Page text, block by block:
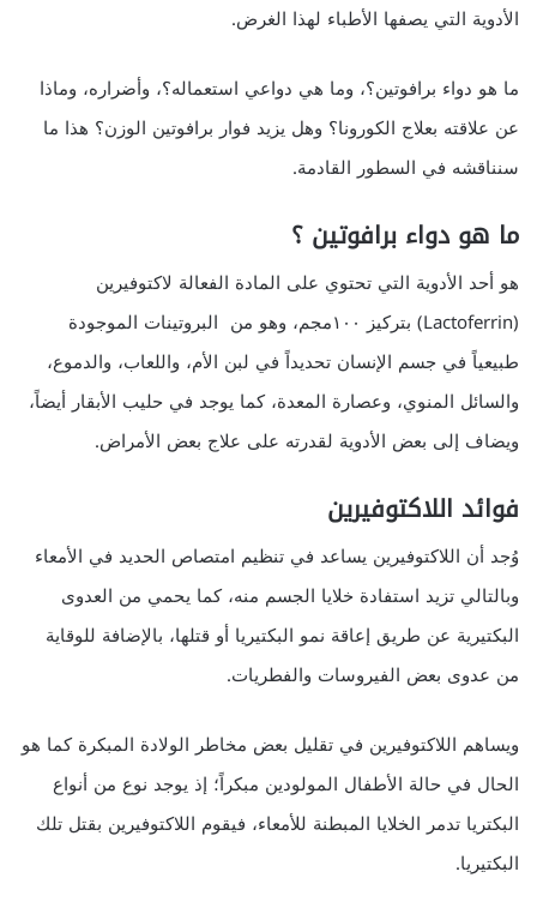
الأدوية التي يصفها الأطباء لهذا الغرض.
ما هو دواء برافوتين؟، وما هي دواعي استعماله؟، وأضراره، وماذا
عن علاقته بعلاج الكورونا؟ وهل يزيد فوار برافوتين الوزن؟ هذا ما
سنناقشه في السطور القادمة.
ما هو دواء برافوتين ؟
هو أحد الأدوية التي تحتوي على المادة الفعالة لاكتوفيرين
(Lactoferrin) بتركيز ١٠٠مجم، وهو من البروتينات الموجودة
طبيعياً في جسم الإنسان تحديداً في لبن الأم، واللعاب، والدموع،
والسائل المنوي، وعصارة المعدة، كما يوجد في حليب الأبقار أيضاً،
ويضاف إلى بعض الأدوية لقدرته على علاج بعض الأمراض.
فوائد اللاكتوفيرين
وُجد أن اللاكتوفيرين يساعد في تنظيم امتصاص الحديد في الأمعاء
وبالتالي تزيد استفادة خلايا الجسم منه، كما يحمي من العدوى
البكتيرية عن طريق إعاقة نمو البكتيريا أو قتلها، بالإضافة للوقاية
من عدوى بعض الفيروسات والفطريات.
ويساهم اللاكتوفيرين في تقليل بعض مخاطر الولادة المبكرة كما هو
الحال في حالة الأطفال المولودين مبكراً؛ إذ يوجد نوع من أنواع
البكتريا تدمر الخلايا المبطنة للأمعاء، فيقوم اللاكتوفيرين بقتل تلك
البكتيريا.